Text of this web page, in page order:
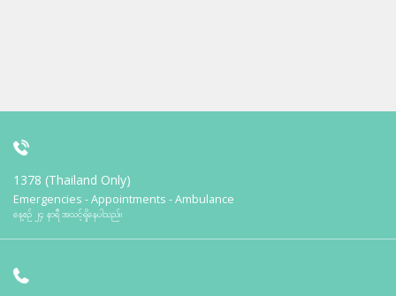
1378 (Thailand Only)
Emergencies - Appointments - Ambulance
နေ့စဉ် ၂၄ နာရီ အသင့်ရှိနေပါသည်။